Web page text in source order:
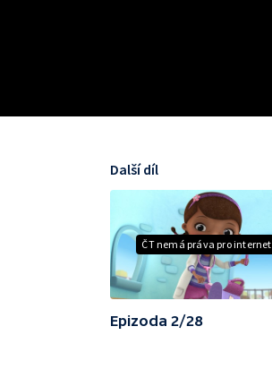
ČT nemá práva pro internet
Další díl
Epizoda 2/28